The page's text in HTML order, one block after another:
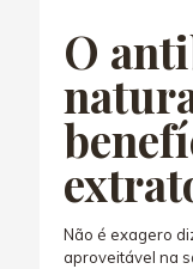
O
Não é exagero
aproveitável na